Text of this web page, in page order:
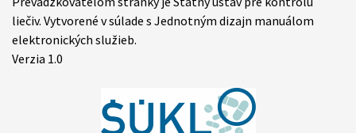
Items
liečiv. Vytvorené v súlade s Jednotným dizajn manuálom
elektronických služieb.
Verzia 1.0